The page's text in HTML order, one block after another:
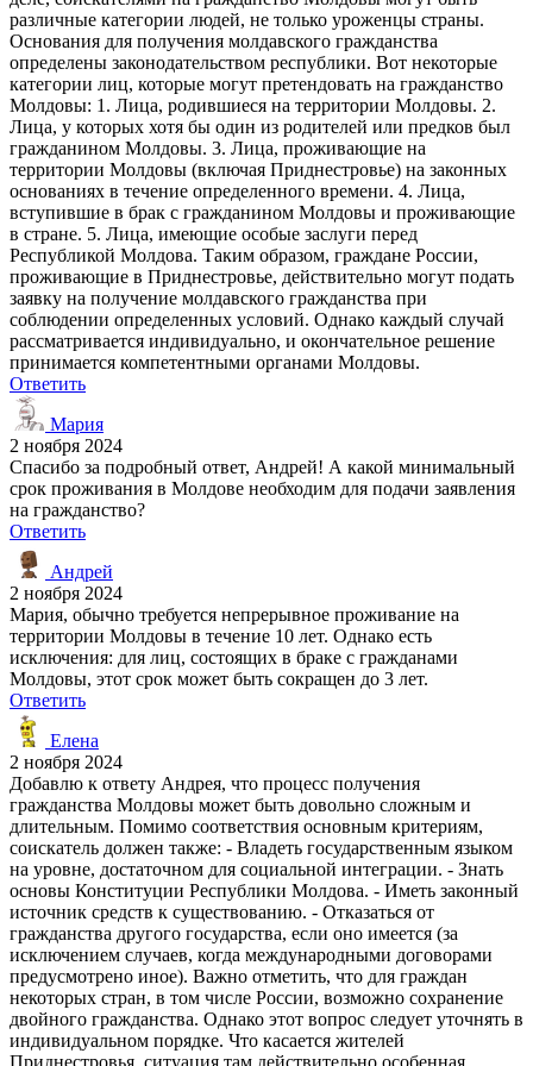
различные категории людей, не только уроженцы страны.
Основания для получения молдавского гражданства
определены законодательством республики. Вот некоторые
категории лиц, которые могут претендовать на гражданство
Молдовы: 1. Лица, родившиеся на территории Молдовы. 2.
Лица, у которых хотя бы один из родителей или предков был
гражданином Молдовы. 3. Лица, проживающие на
территории Молдовы (включая Приднестровье) на законных
основаниях в течение определенного времени. 4. Лица,
вступившие в брак с гражданином Молдовы и проживающие
в стране. 5. Лица, имеющие особые заслуги перед
Республикой Молдова. Таким образом, граждане России,
проживающие в Приднестровье, действительно могут подать
заявку на получение молдавского гражданства при
соблюдении определенных условий. Однако каждый случай
рассматривается индивидуально, и окончательное решение
принимается компетентными органами Молдовы.
Ответить
Мария
2 ноября 2024
Спасибо за подробный ответ, Андрей! А какой минимальный
срок проживания в Молдове необходим для подачи заявления
на гражданство?
Ответить
Андрей
2 ноября 2024
Мария, обычно требуется непрерывное проживание на
территории Молдовы в течение 10 лет. Однако есть
исключения: для лиц, состоящих в браке с гражданами
Молдовы, этот срок может быть сокращен до 3 лет.
Ответить
Елена
2 ноября 2024
Добавлю к ответу Андрея, что процесс получения
гражданства Молдовы может быть довольно сложным и
длительным. Помимо соответствия основным критериям,
соискатель должен также: - Владеть государственным языком
на уровне, достаточном для социальной интеграции. - Знать
основы Конституции Республики Молдова. - Иметь законный
источник средств к существованию. - Отказаться от
гражданства другого государства, если оно имеется (за
исключением случаев, когда международными договорами
предусмотрено иное). Важно отметить, что для граждан
некоторых стран, в том числе России, возможно сохранение
двойного гражданства. Однако этот вопрос следует уточнять в
индивидуальном порядке. Что касается жителей
Приднестровья, ситуация там действительно особенная.